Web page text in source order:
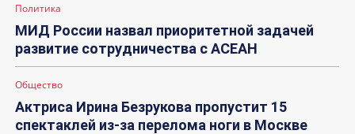
Политика
МИД России назвал приоритетной задачей
развитие сотрудничества с АСЕАН
Общество
Актриса Ирина Безрукова пропустит 15
спектаклей из-за перелома ноги в Москве